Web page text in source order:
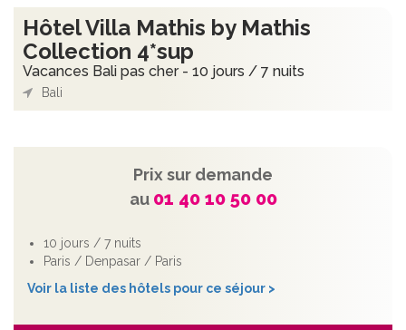
Hôtel Villa Mathis by Mathis
Collection 4*sup
Vacances Bali pas cher - 10 jours / 7 nuits
Bali
Prix sur demande
au 01 40 10 50 00
10 jours / 7 nuits
Paris / Denpasar / Paris
Voir la liste des hôtels pour ce séjour >